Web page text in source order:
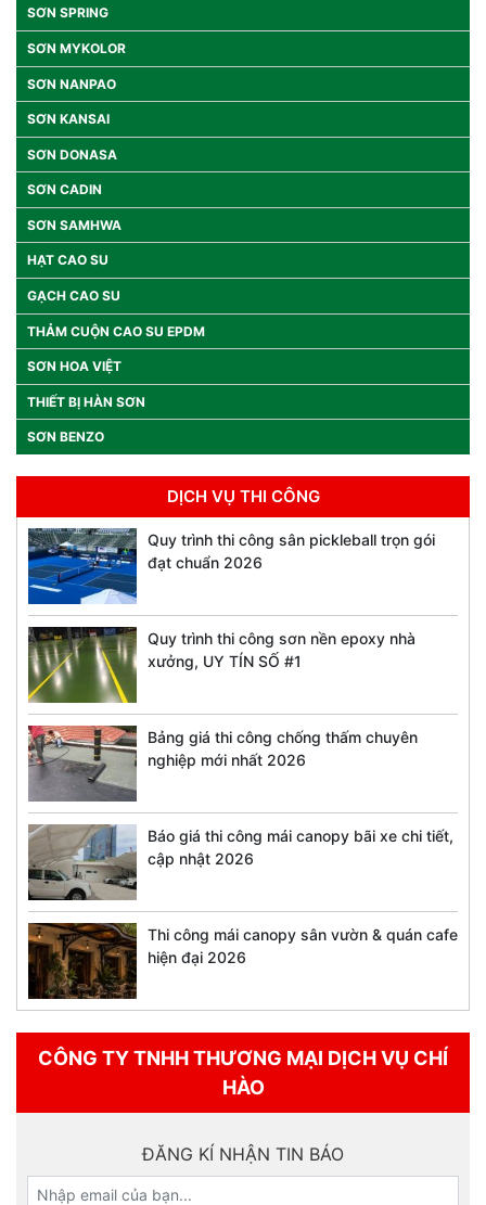
SƠN SPRING
SƠN MYKOLOR
SƠN NANPAO
SƠN KANSAI
SƠN DONASA
SƠN CADIN
SƠN SAMHWA
HẠT CAO SU
GẠCH CAO SU
THẢM CUỘN CAO SU EPDM
SƠN HOA VIỆT
THIẾT BỊ HÀN SƠN
SƠN BENZO
DỊCH VỤ THI CÔNG
Quy trình thi công sân pickleball trọn gói
đạt chuẩn 2026
Quy trình thi công sơn nền epoxy nhà
xưởng, UY TÍN SỐ #1
Bảng giá thi công chống thấm chuyên
nghiệp mới nhất 2026
Báo giá thi công mái canopy bãi xe chi tiết,
cập nhật 2026
Thi công mái canopy sân vườn & quán cafe
hiện đại 2026
CÔNG TY TNHH THƯƠNG MẠI DỊCH VỤ CHÍ
HÀO
ĐĂNG KÍ NHẬN TIN BÁO